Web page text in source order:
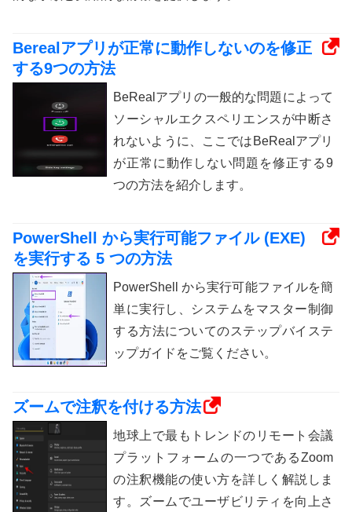
Berealアプリが正常に動作しないのを修正
する9つの方法
BeRealアプリの一般的な問題によって
ソーシャルエクスペリエンスが中断さ
れないように、ここではBeRealアプリ
が正常に動作しない問題を修正する9
つの方法を紹介します。
PowerShell から実行可能ファイル (EXE)
を実行する 5 つの方法
PowerShell から実行可能ファイルを簡
単に実行し、システムをマスター制御
する方法についてのステップバイステ
ップガイドをご覧ください。
ズームで注釈を付ける方法
地球上で最もトレンドのリモート会議
プラットフォームの一つであるZoom
の注釈機能の使い方を詳しく解説しま
す。ズームでユーザビリティを向上さ